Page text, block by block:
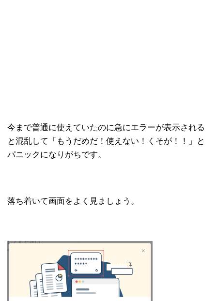
今まで普通に使えていたのに急にエラーが表示される
と混乱して「もうだめだ！使えない！くそが！！」と
パニックになりがちです。
落ち着いて画面をよく見ましょう。